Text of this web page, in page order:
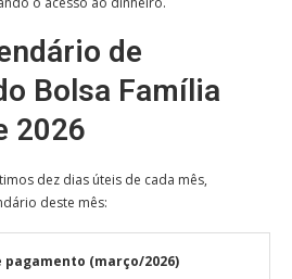
de
Bolsa Família
2026
dez dias úteis de cada mês,
deste mês:
pagamento (março/2026)